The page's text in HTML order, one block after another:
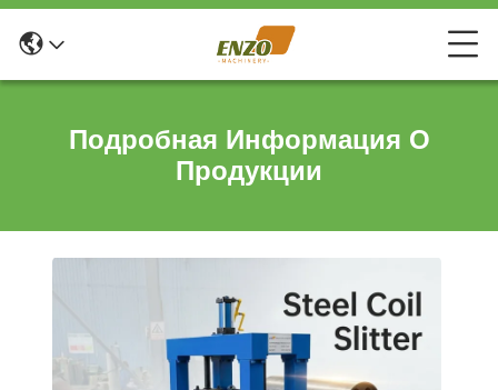
Подробная Информация О
Продукции